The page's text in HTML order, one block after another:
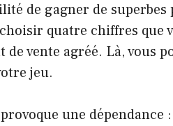
de gagner de superbes
quatre chiffres que
vente agréé. Là, vous
jeu.
une dépendance